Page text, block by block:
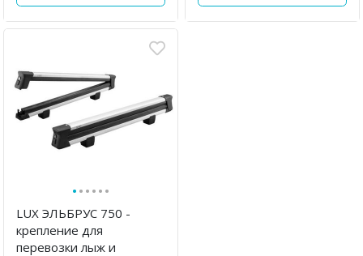
······
LUX ЭЛЬБРУС 750 -
крепление для
перевозки лыж и